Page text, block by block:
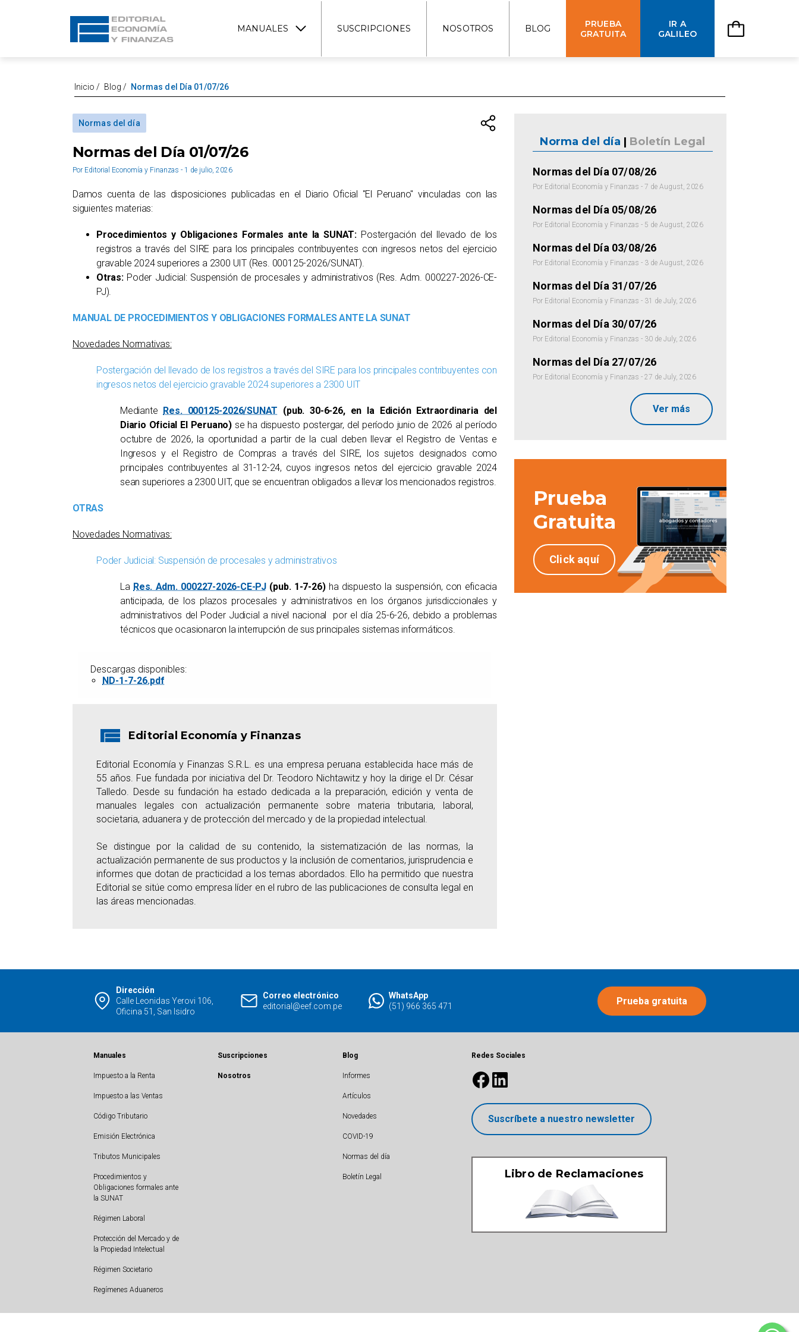
MANUALES SUSCRIPCIONES NOSOTROS BLOG
PRUEBA
GRATUITA
IR A
GALILEO
Inicio / Blog / Normas del Día 01/07/26
Normas del día
Normas del Día 01/07/26
Por Editorial Economía y Finanzas - 1 de julio, 2026
Damos cuenta de las disposiciones publicadas en el Diario Oficial "El Peruano" vinculadas con las
siguientes materias:
Procedimientos y Obligaciones Formales ante la SUNAT: Postergación del llevado de los
registros a través del SIRE para los principales contribuyentes con ingresos netos del ejercicio
gravable 2024 superiores a 2300 UIT (Res. 000125-2026/SUNAT).
Otras: Poder Judicial: Suspensión de procesales y administrativos (Res. Adm. 000227-2026-CE-
PJ).
MANUAL DE PROCEDIMIENTOS Y OBLIGACIONES FORMALES ANTE LA SUNAT
Novedades Normativas:
Postergación del llevado de los registros a través del SIRE para los principales contribuyentes con
ingresos netos del ejercicio gravable 2024 superiores a 2300 UIT
Mediante Res. 000125-2026/SUNAT (pub. 30-6-26, en la Edición Extraordinaria del
Diario Oficial El Peruano) se ha dispuesto postergar, del período junio de 2026 al período
octubre de 2026, la oportunidad a partir de la cual deben llevar el Registro de Ventas e
Ingresos y el Registro de Compras a través del SIRE, los sujetos designados como
principales contribuyentes al 31-12-24, cuyos ingresos netos del ejercicio gravable 2024
sean superiores a 2300 UIT, que se encuentran obligados a llevar los mencionados registros.
OTRAS
Novedades Normativas:
Poder Judicial: Suspensión de procesales y administrativos
La Res. Adm. 000227-2026-CE-PJ(pub. 1-7-26)ha dispuesto la suspensión, con eficacia
anticipada, de los plazos procesales y administrativos en los órganos jurisdiccionales y
administrativos del Poder Judicial a nivel nacional por el día 25-6-26, debido a problemas
técnicos que ocasionaron la interrupción de sus principales sistemas informáticos.
Descargas disponibles:
ND-1-7-26.pdf
Editorial Economía y Finanzas
Editorial Economía y Finanzas S.R.L. es una empresa peruana establecida hace más de
55 años. Fue fundada por iniciativa del Dr. Teodoro Nichtawitz y hoy la dirige el Dr. César
Talledo. Desde su fundación ha estado dedicada a la preparación, edición y venta de
manuales legales con actualización permanente sobre materia tributaria, laboral,
societaria, aduanera y de protección del mercado y de la propiedad intelectual.
Se distingue por la calidad de su contenido, la sistematización de las normas, la
actualización permanente de sus productos y la inclusión de comentarios, jurisprudencia e
informes que dotan de practicidad a los temas abordados. Ello ha permitido que nuestra
Editorial se sitúe como empresa líder en el rubro de las publicaciones de consulta legal en
las áreas mencionadas.
Norma del día | Boletín Legal
Normas del Día 07/08/26
Por Editorial Economía y Finanzas - 7 de August, 2026
Normas del Día 05/08/26
Por Editorial Economía y Finanzas - 5 de August, 2026
Normas del Día 03/08/26
Por Editorial Economía y Finanzas - 3 de August, 2026
Normas del Día 31/07/26
Por Editorial Economía y Finanzas - 31 de July, 2026
Normas del Día 30/07/26
Por Editorial Economía y Finanzas - 30 de July, 2026
Normas del Día 27/07/26
Por Editorial Economía y Finanzas - 27 de July, 2026
Ver más
Prueba
Gratuita
Click aquí
Dirección
Calle Leonidas Yerovi 106,
Oficina 51, San Isidro
Correo electrónico
editorial@eef.com.pe
WhatsApp
(51) 966 365 471
Prueba gratuita
Manuales
Impuesto a la Renta
Impuesto a las Ventas
Código Tributario
Emisión Electrónica
Tributos Municipales
Procedimientos y
Obligaciones formales ante
la SUNAT
Régimen Laboral
Protección del Mercado y de
la Propiedad Intelectual
Régimen Societario
Regímenes Aduaneros
Suscripciones
Nosotros
Blog
Informes
Artículos
Novedades
COVID-19
Normas del día
Boletín Legal
Redes Sociales
Suscríbete a nuestro newsletter
Libro de Reclamaciones